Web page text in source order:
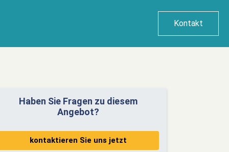
Kontakt
Haben Sie Fragen zu diesem
Angebot?
kontaktieren Sie uns jetzt